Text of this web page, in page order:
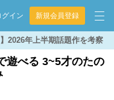
グイン 新規会員登録
2026年上半期話題作を考察
遊べる 3~5才のたの